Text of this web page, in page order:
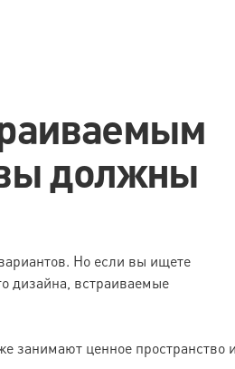
должны
Но если вы ищете
дизайна, встраиваемые
занимают ценное пространство и